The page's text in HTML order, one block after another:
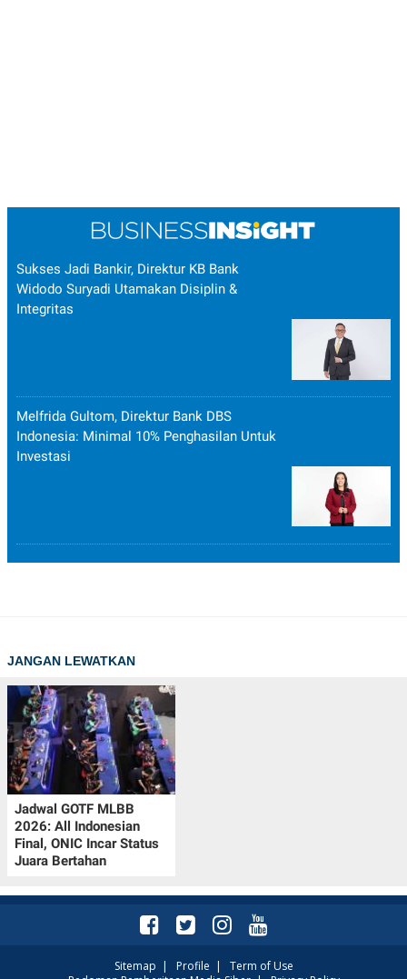
Sukses Jadi Bankir, Direktur KB Bank
Widodo Suryadi Utamakan Disiplin &
Integritas
Melfrida Gultom, Direktur Bank DBS
Indonesia: Minimal 10% Penghasilan Untuk
Investasi
JANGAN LEWATKAN
Jadwal GOTF MLBB
2026: All Indonesian
Final, ONIC Incar Status
Juara Bertahan
Sitemap Profile
Term of Use